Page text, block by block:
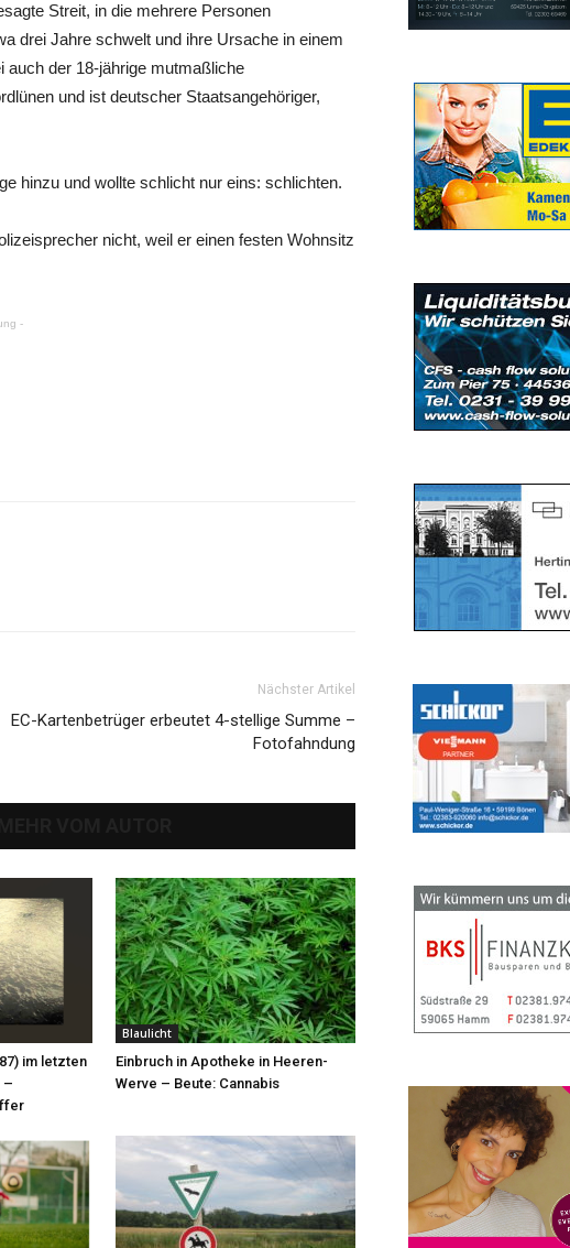
Streit, in die mehrere Personen
drei Jahre schwelt und ihre Ursache in einem
auch der 18-jährige mutmaßliche
und ist deutscher Staatsangehöriger,
hinzu und wollte schlicht nur eins: schlichten.
nicht, weil er einen festen Wohnsitz
-
Nächster Artikel
EC-Kartenbetrüger erbeutet 4-stellige Summe –
Fotofahndung
im letzten
–
Blaulicht
Einbruch in Apotheke in Heeren-
Werve – Beute: Cannabis